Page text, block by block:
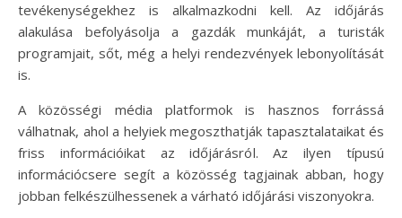
tevékenységekhez is alkalmazkodni kell. Az időjárás
alakulása befolyásolja a gazdák munkáját, a turisták
programjait, sőt, még a helyi rendezvények lebonyolítását
is.
A közösségi média platformok is hasznos forrássá
válhatnak, ahol a helyiek megoszthatják tapasztalataikat és
friss információikat az időjárásról. Az ilyen típusú
információcsere segít a közösség tagjainak abban, hogy
jobban felkészülhessenek a várható időjárási viszonyokra.